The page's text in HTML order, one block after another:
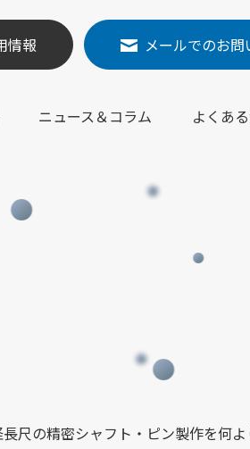
情報 メールでのお問
ニュース＆ コラム よくあ
尺の精密シャフト・ピン製作を何よ